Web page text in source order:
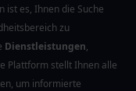
ist es, Ihnen die Suche
zu
Dienstleistungen,
Plattform stellt Ihnen alle
um informierte